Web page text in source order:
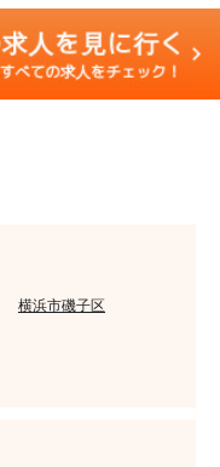
横浜市磯子区